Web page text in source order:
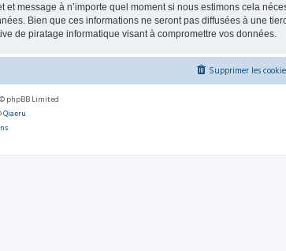
message à n’importe quel moment si nous estimons cela
Bien que ces informations ne seront pas diffusées à une
de piratage informatique visant à compromettre vos données.
Supprimer les
phpBB Limited
Qiaeru